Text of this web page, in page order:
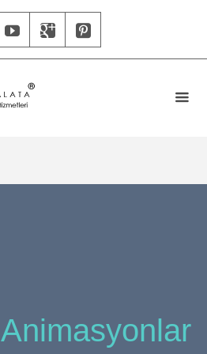
Animasyonlar